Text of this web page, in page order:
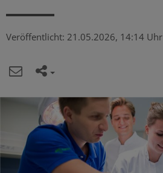
Veröffentlicht: 21.05.2026, 14:14 Uhr